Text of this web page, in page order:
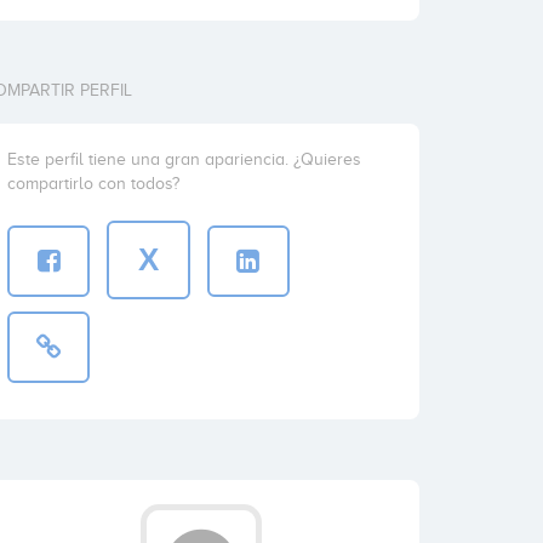
PERFIL
Este perfil tiene una gran apariencia. ¿Quieres
compartirlo con todos?
X